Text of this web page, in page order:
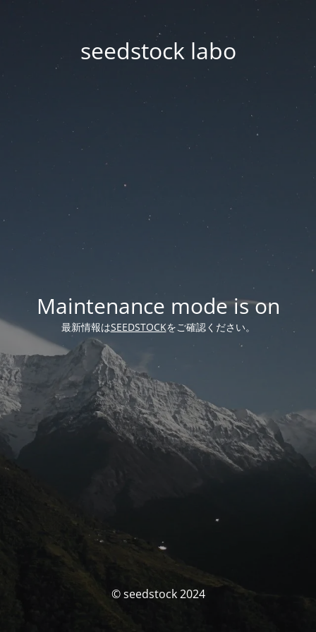
seedstock labo
Maintenance mode is on
最新情報はSEEDSTOCKをご確認ください。
© seedstock 2024